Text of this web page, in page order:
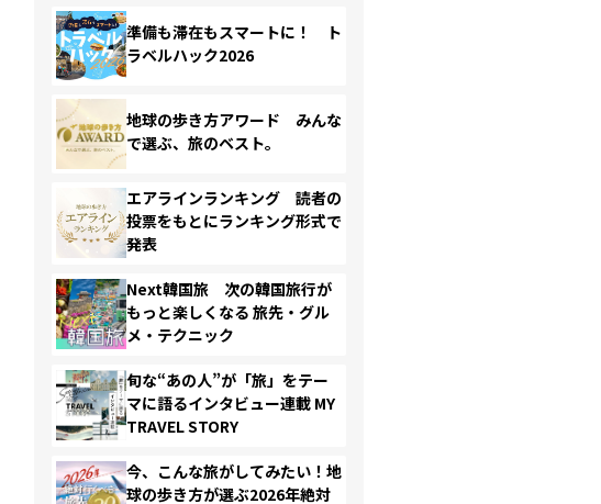
準備も滞在もスマートに！ ト
ラベルハック2026
地球の歩き方アワード みんな
で選ぶ、旅のベスト。
エアラインランキング 読者の
投票をもとにランキング形式で
発表
Next韓国旅 次の韓国旅行が
もっと楽しくなる 旅先・グル
メ・テクニック
旬な“あの人”が「旅」をテー
マに語るインタビュー連載 MY
TRAVEL STORY
今、こんな旅がしてみたい！地
球の歩き方が選ぶ2026年絶対